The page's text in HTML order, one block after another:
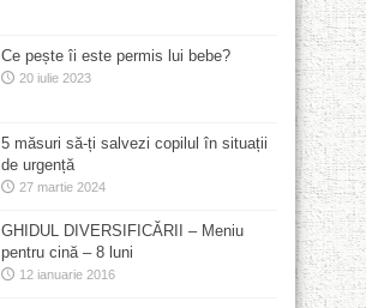
Ce pește îi este permis lui bebe?
20 iulie 2023
5 măsuri să-ți salvezi copilul în situații
de urgență
27 martie 2024
GHIDUL DIVERSIFICĂRII – Meniu
pentru cină – 8 luni
12 ianuarie 2016